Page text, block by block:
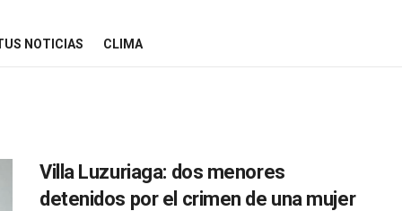
NOTICIAS CLIMA
Villa Luzuriaga: dos menores
detenidos por el crimen de una mujer